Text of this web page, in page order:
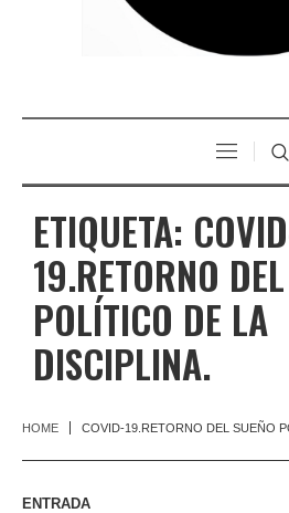
ETIQUETA:
19.RETORNO
POLÍTICO DE LA
DISCIPLINA.
HOME COVID-19.RETORNO DEL SUEÑO
ENTRADA